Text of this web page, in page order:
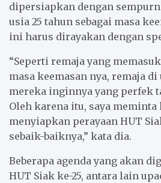
dipersiapkan dengan
usia 25 tahun sebagai masa
ini harus dirayakan dengan
“Seperti remaja yang
masa keemasan nya, remaja di
mereka inginnya yang perfek
Oleh karena itu, saya meminta
menyiapkan perayaan HUT
sebaik-baiknya,” kata dia.
Beberapa agenda yang akan
HUT Siak ke-25, antara lain